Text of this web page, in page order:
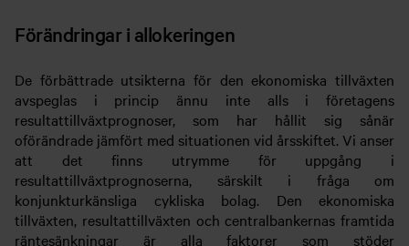
Förändringar i allokeringen
De förbättrade utsikterna för den ekonomiska tillväxten
avspeglas i princip ännu inte alls i företagens
resultattillväxtprognoser, som har hållit sig sånär
oförändrade jämfört med situationen vid årsskiftet. Vi anser
att det finns utrymme för uppgång i
resultattillväxtprognoserna, särskilt i fråga om
konjunkturkänsliga cykliska bolag. Den ekonomiska
tillväxten, resultattillväxten och centralbankernas framtida
räntesänkningar är alla faktorer som stöder